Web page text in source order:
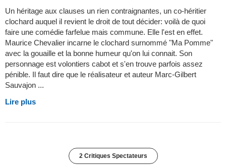
Un héritage aux clauses un rien contraignantes, un co-héritier
clochard auquel il revient le droit de tout décider: voilà de quoi
faire une comédie farfelue mais commune. Elle l'est en effet.
Maurice Chevalier incarne le clochard surnommé "Ma Pomme"
avec la gouaille et la bonne humeur qu'on lui connait. Son
personnage est volontiers cabot et s'en trouve parfois assez
pénible. Il faut dire que le réalisateur et auteur Marc-Gilbert
Sauvajon ...
Lire plus
2 Critiques Spectateurs